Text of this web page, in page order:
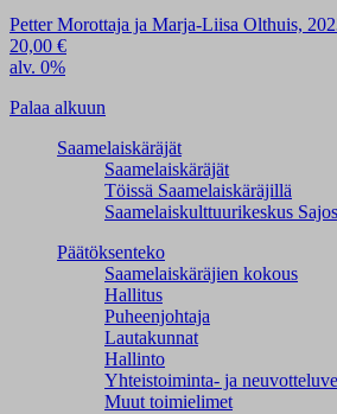
Petter Morottaja ja Marja-Liisa Olthuis,
20,00 €
alv. 0%
Palaa alkuun
Saamelaiskäräjät
Saamelaiskäräjät
Töissä Saamelaiskäräjillä
Saamelaiskulttuuri­keskus Sajos
Päätöksenteko
Saamelaiskäräjien kokous
Hallitus
Puheenjohtaja
Lautakunnat
Hallinto
Yhteistoiminta- ja
Muut toimielimet